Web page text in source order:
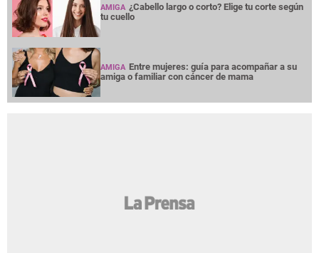
AMIGA ¿Cabello largo o corto? Elige tu corte según
tu cuello
AMIGA Entre mujeres: guía para acompañar a su
amiga o familiar con cáncer de mama